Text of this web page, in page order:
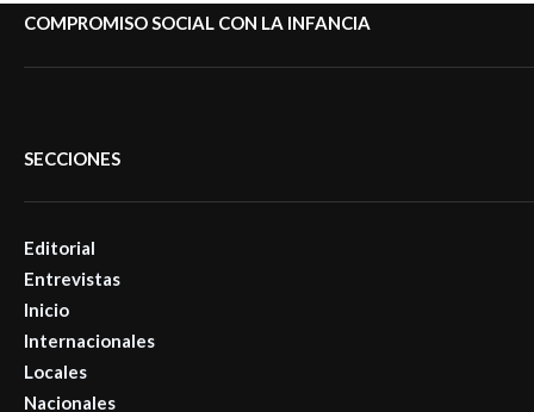
COMPROMISO SOCIAL CON LA INFANCIA
SECCIONES
Editorial
Entrevistas
Inicio
Internacionales
Locales
Nacionales